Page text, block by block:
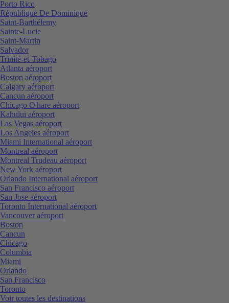
Porto Rico
République De Dominique
Saint-Barthélemy
Sainte-Lucie
Saint-Martin
Salvador
Trinité-et-Tobago
Atlanta aéroport
Boston aéroport
Calgary aéroport
Cancun aéroport
Chicago O'hare aéroport
Kahului aéroport
Las Vegas aéroport
Los Angeles aéroport
Miami International aéroport
Montreal aéroport
Montreal Trudeau aéroport
New York aéroport
Orlando International aéroport
San Francisco aéroport
San Jose aéroport
Toronto International aéroport
Vancouver aéroport
Boston
Cancun
Chicago
Columbia
Miami
Orlando
San Francisco
Toronto
Voir toutes les destinations